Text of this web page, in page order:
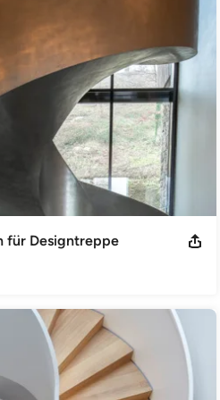
Exzellenz und echter
Qualität, sondern auch für die
– das Fundament des Erfolgs.
mehrfach ausgezeichnet und
"Treppe des Jahres" in der
"Treppen & Geländer (M&T
für Designtreppe